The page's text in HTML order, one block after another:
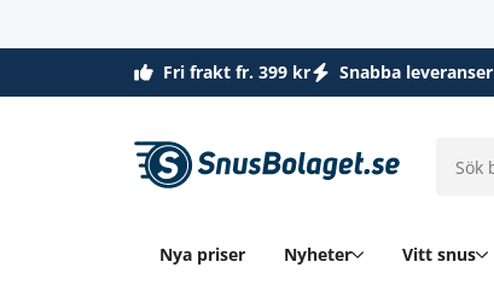
Fri frakt fr. 399 kr Snabba leveranser
Nya priser Nyheter Vitt snus